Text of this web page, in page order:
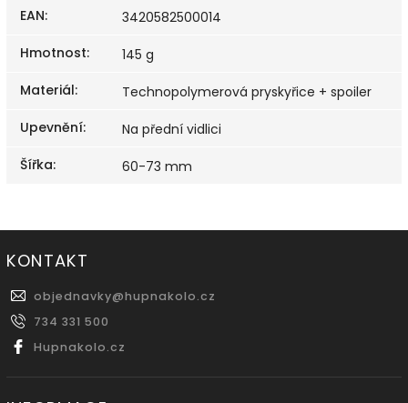
EAN:
3420582500014
Hmotnost:
145 g
Materiál:
Technopolymerová pryskyřice + spoiler
Upevnění:
Na přední vidlici
Šířka: 60-73 mm
KONTAKT
objednavky@hupnakolo.cz
734 331 500
Hupnakolo.cz